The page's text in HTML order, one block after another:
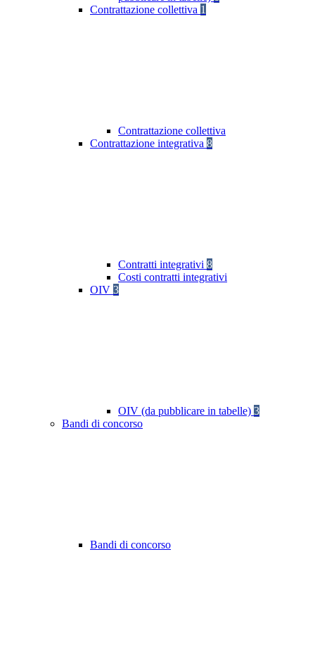
Contrattazione collettiva 1
Contrattazione collettiva
Contrattazione integrativa 8
Contratti integrativi 8
Costi contratti integrativi
OIV 3
OIV (da pubblicare in tabelle) 3
Bandi di concorso
Bandi di concorso